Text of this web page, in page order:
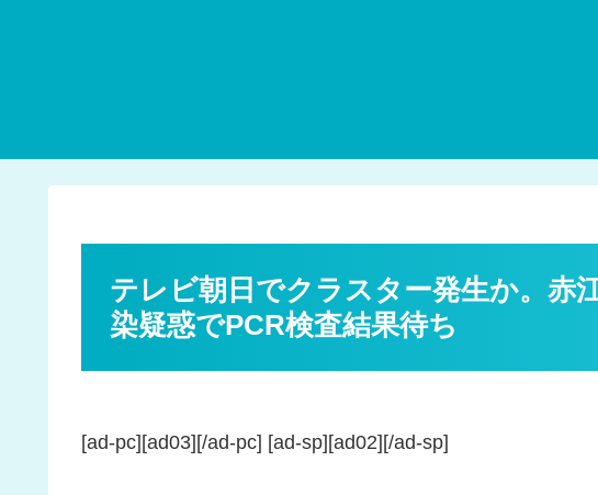
テレビ朝日でクラスター発生か。赤
染疑惑でPCR検査結果待ち
[ad-pc][ad03][/ad-pc] [ad-sp][ad02][/ad-sp]